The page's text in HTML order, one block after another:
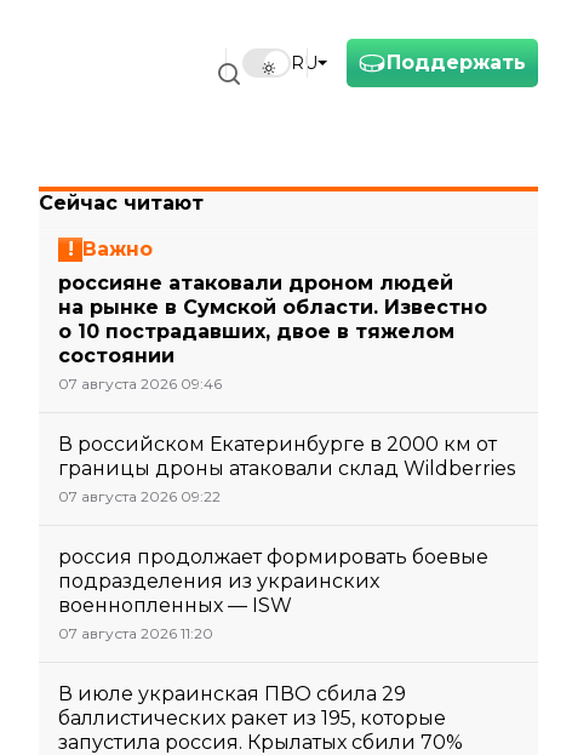
Поддержать
RU
Сейчас читают
Важно
россияне атаковали дроном людей
на рынке в Сумской области. Известно
о 10 пострадавших, двое в тяжелом
состоянии
07 августа 2026 09:46
В российском Екатеринбурге в 2000 км от
границы дроны атаковали склад Wildberries
07 августа 2026 09:22
россия продолжает формировать боевые
подразделения из украинских
военнопленных — ISW
07 августа 2026 11:20
В июле украинская ПВО сбила 29
баллистических ракет из 195, которые
запустила россия. Крылатых сбили 70%